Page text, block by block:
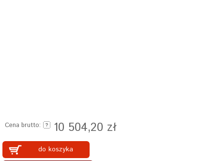
Cena brutto: 10 504,20 zł
do koszyka